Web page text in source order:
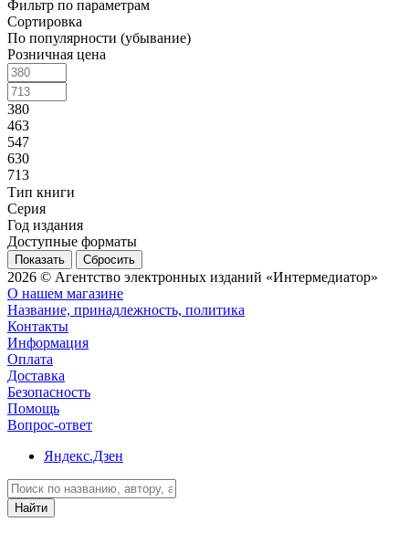
Фильтр по параметрам
Сортировка
По популярности (убывание)
Розничная цена
380
463
547
630
713
Тип книги
Серия
Год издания
Доступные форматы
Сбросить
2026 © Агентство электронных изданий «Интермедиатор»
О нашем магазине
Название, принадлежность, политика
Контакты
Информация
Оплата
Доставка
Безопасность
Помощь
Вопрос-ответ
Яндекс.Дзен
Найти